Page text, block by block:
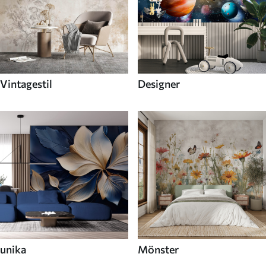
Vintagestil Designer
unika Mönster